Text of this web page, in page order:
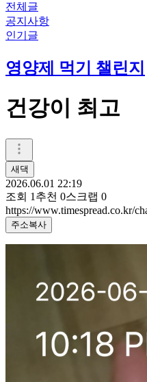
전체글
공지사항
인기글
영양제 먹기 챌린지
건강이 최고
새댁
2026.06.01 22:19
조회 1 추천 0스크랩 0
https://www.timespread.co.kr/
주소복사